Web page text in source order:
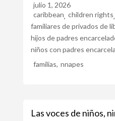
adolescentes con
privados de libertad.
julio 1, 2026
caribbean, children rights,
familiares de privados de
hijos de padres
niños con padres
familias, nnapes
Las voces de niños,